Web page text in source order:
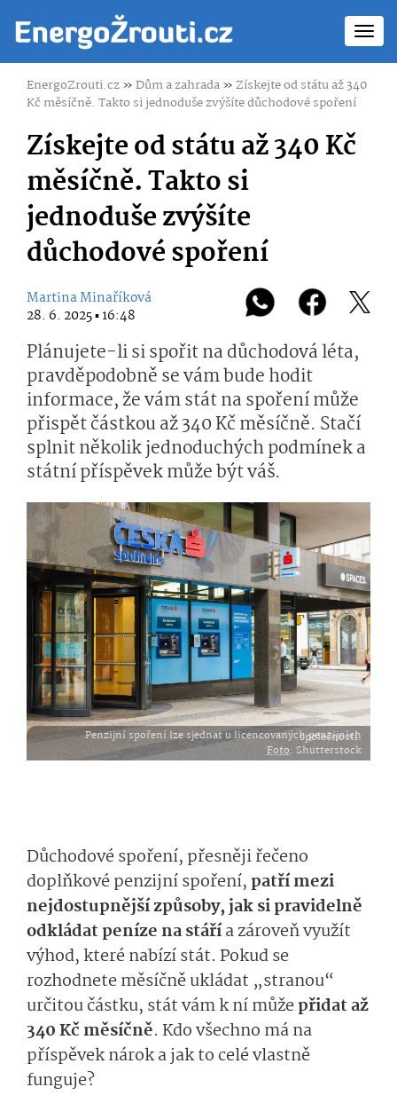
EnergoZrouti.cz»Dům a zahrada»Získejte od státu až 340
Kč měsíčně. Takto si jednoduše zvýšíte důchodové spoření
Získejte od státu až 340 Kč
měsíčně. Takto si
jednoduše zvýšíte
důchodové spoření
Martina Minaříková
28. 6. 2025 ▪ 16:48
Plánujete-li si spořit na důchodová léta,
pravděpodobně se vám bude hodit
informace, že vám stát na spoření může
přispět částkou až 340 Kč měsíčně. Stačí
splnit několik jednoduchých podmínek a
státní příspěvek může být váš.
Penzijní spoření lze sjednat u licencovaných penzijních společností.
Foto: Shutterstock
Důchodové spoření, přesněji řečeno
doplňkové penzijní spoření,patří mezi
nejdostupnější způsoby, jak si pravidelně
odkládat peníze na stářía zároveň využít
výhod, které nabízí stát. Pokud se
rozhodnete měsíčně ukládat „stranou“
určitou částku, stát vám k ní můžepřidat až
340 Kč měsíčně. Kdo všechno má na
příspěvek nárok a jak to celé vlastně
funguje?